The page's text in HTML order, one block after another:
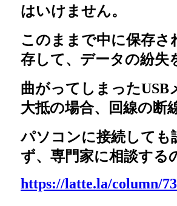
はいけません。
このままで中に保存
存して、データの紛失
曲がってしまったUSB
大抵の場合、回線の断
パソコンに接続しても
ず、専門家に相談する
https://latte.la/column/